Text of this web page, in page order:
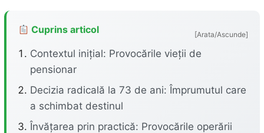
Cuprins articol [Arata/Ascunde]
Contextul inițial: Provocările vieții de
pensionar
Decizia radicală la 73 de ani: Împrumutul care
a schimbat destinul
Învățarea prin practică: Provocările operării